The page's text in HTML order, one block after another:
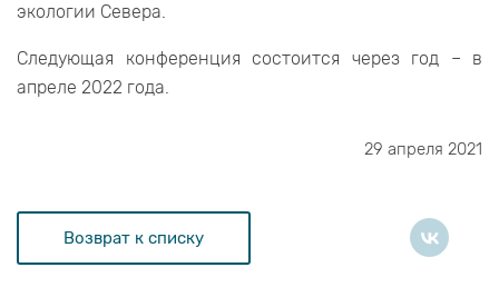
экологии Севера.
Следующая конференция состоится через год – в
апреле 2022 года.
29 апреля 2021
Возврат к списку